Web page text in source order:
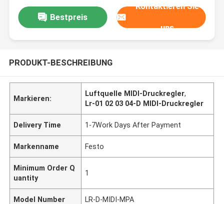
Bestpreis
Kontaktieren Sie
uns
PRODUKT-BESCHREIBUNG
Markieren:
Luftquelle MIDI-Druckregler,
Lr-01 02 03 04-D MIDI-Druckregler
Delivery Time 1-7Work Days After Payment
Markenname Festo
Minimum Order Q
uantity
1
Model Number LR-D-MIDI-MPA